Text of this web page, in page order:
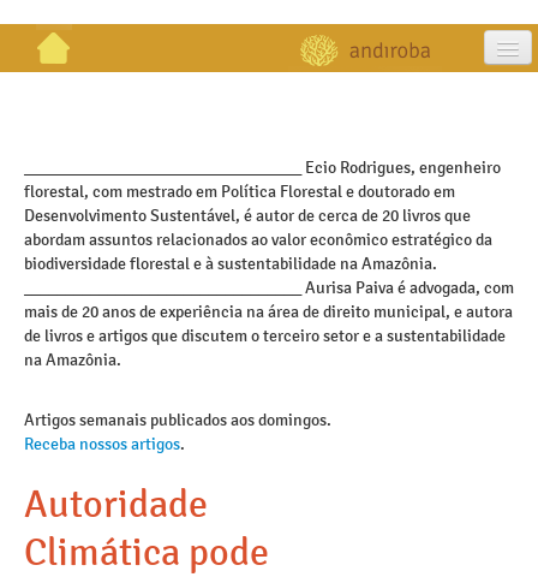
publicações
galeria
contato
_________________________________ Ecio Rodrigues, engenheiro
florestal, com mestrado em Política Florestal e doutorado em
Desenvolvimento Sustentável, é autor de cerca de 20 livros que
abordam assuntos relacionados ao valor econômico estratégico da
biodiversidade florestal e à sustentabilidade na Amazônia.
_________________________________ Aurisa Paiva é advogada, com
mais de 20 anos de experiência na área de direito municipal, e autora
de livros e artigos que discutem o terceiro setor e a sustentabilidade
na Amazônia.
Artigos semanais publicados aos domingos.
Receba nossos artigos.
Autoridade
Climática pode